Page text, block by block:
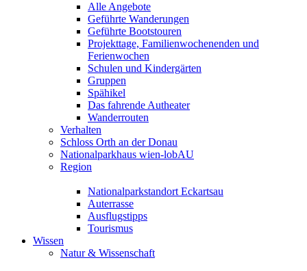
Alle Angebote
Geführte Wanderungen
Geführte Bootstouren
Projekttage, Familienwochenenden und
Ferienwochen
Schulen und Kindergärten
Gruppen
Spähikel
Das fahrende Autheater
Wanderrouten
Verhalten
Schloss Orth an der Donau
Nationalparkhaus wien-lobAU
Region
Nationalparkstandort Eckartsau
Auterrasse
Ausflugstipps
Tourismus
Wissen
Natur & Wissenschaft